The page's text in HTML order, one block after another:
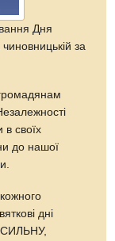
Дня
за
в своїх
до нашої
дні
СИЛЬНУ,